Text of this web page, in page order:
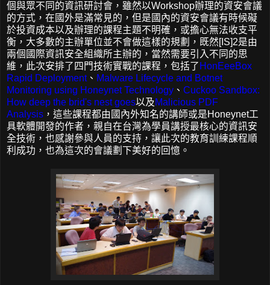
個與眾不同的資訊研討會，雖然以Workshop辦理的資安會議
的方式，在國外是滿常見的，但是國內的資安會議有時候礙
於投資成本以及辦理的課程主題不明確，或擔心無法收支平
衡，大多數的主辦單位並不會做這樣的規劃，既然[IS]2是由
兩個國際資訊安全組織所主辦的，當然需要引入不同的思
維，此次安排了四門技術實戰的課程，包括了 HonEeeBox
Rapid Deployment、 Malware Lifecycle and Botnet
Monitoring using Honeynet Technology 、 Cuckoo Sandbox:
How deep the brid's nest goes以及Malicious PDF
Analysis ，這些課程都由國內外知名的講師或是Honeynet工
具軟體開發的作者，親自在台灣為學員講授最核心的資訊安
全技術，也感謝參與人員的支持，讓此次的教育訓練課程順
利成功，也為這次的會議劃下美好的回憶。